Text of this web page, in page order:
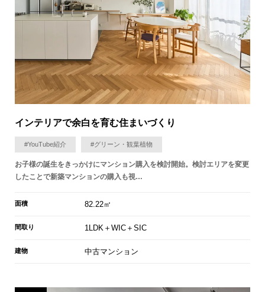
インテリアで余白を育む住まいづくり
#YouTube紹介 #グリーン・観葉植物
お子様の誕生をきっかけにマンション購入を検討開始。検討エリアを変更
したことで新築マンションの購入も視…
面積 82.22㎡
間取り 1LDK＋WIC＋SIC
建物 中古マンション